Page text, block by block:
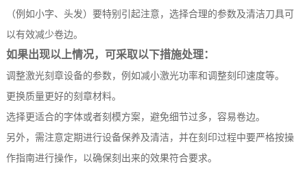
（例如小字、头发）要特别引起注意，选择合理的参数及清洁刀具可
以有效减少卷边。
如果出现以上情况，可采取以下措施处理：
调整激光刻章设备的参数，例如减小激光功率和调整刻印速度等。
更换质量更好的刻章材料。
选择更适合的字体或者刻模方案，避免细节过多，容易卷边。
另外，需注意定期进行设备保养及清洁，并在刻印过程中要严格按操
作指南进行操作，以确保刻出来的效果符合要求。